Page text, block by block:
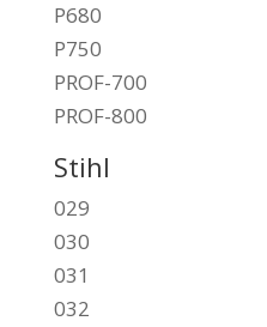
P680
P750
PROF-700
PROF-800
Stihl
029
030
031
032